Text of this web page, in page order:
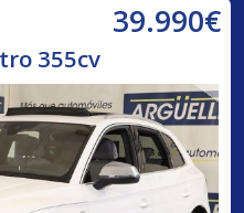
39.990€
355cv